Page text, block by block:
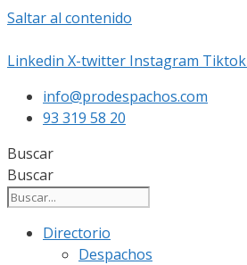
Saltar al contenido
Linkedin X-twitter Instagram Tiktok
info@prodespachos.com
93 319 58 20
Buscar
Buscar
Directorio
Despachos